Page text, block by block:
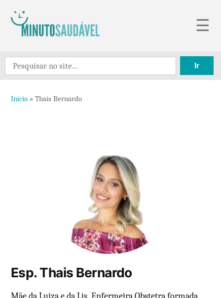
Pular
para
conteúdo
☰
Search
for:
Início » Thais Bernardo
Esp. Thais Bernardo